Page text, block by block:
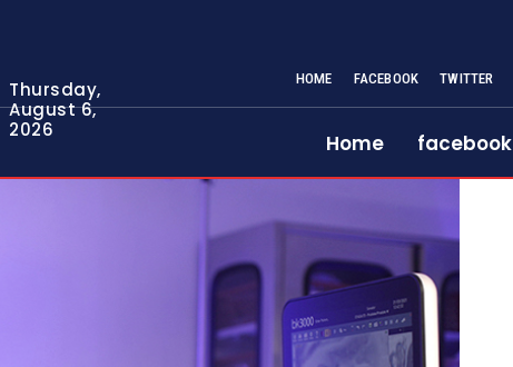
Thursday,
August 6,
2026
HOME FACEBOOK TWITTER
Home facebook